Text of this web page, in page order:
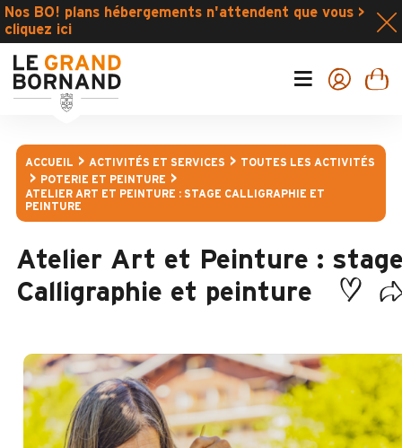
Nos BO! plans hébergements n'attendent que vous >
cliquez ici
ACCUEIL ACTIVITÉS ET SERVICES
TOUTES LES ACTIVITÉS
POTERIE ET PEINTURE
ATELIER ART ET PEINTURE : STAGE CALLIGRAPHIE ET
PEINTURE
Atelier Art et Peinture :
Calligraphie et peinture